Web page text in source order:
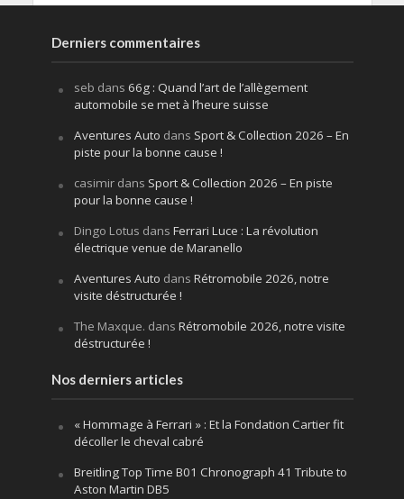
Derniers commentaires
seb dans 66g : Quand l’art de l’allègement
automobile se met à l’heure suisse
Aventures Auto dans Sport & Collection 2026 – En
piste pour la bonne cause !
casimirdans Sport & Collection 2026 – En piste
pour la bonne cause !
Dingo Lotus dans Ferrari Luce : La révolution
électrique venue de Maranello
Aventures Auto dans Rétromobile 2026, notre
visite déstructurée !
The Maxque. dans Rétromobile 2026, notre visite
déstructurée !
Nos derniers articles
« Hommage à Ferrari » : Et la Fondation Cartier fit
décoller le cheval cabré
Breitling Top Time B01 Chronograph 41 Tribute to
Aston Martin DB5